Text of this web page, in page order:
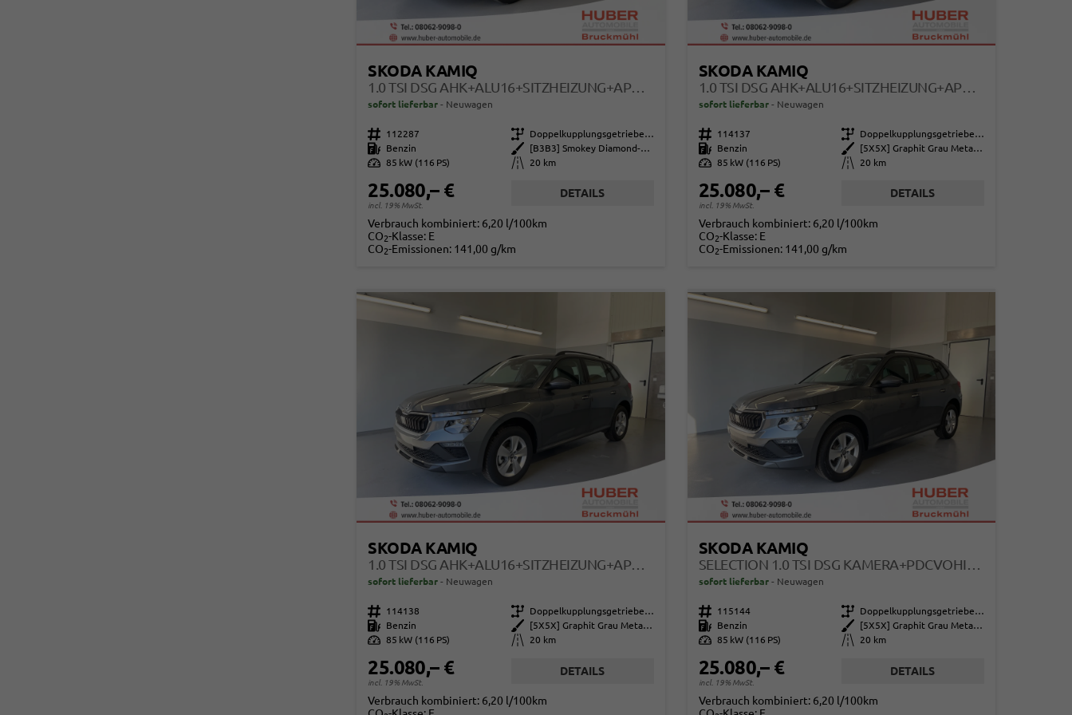
SKODA KAMIQ
sofort lieferbar Neuwagen
Fahrzeugnr. 112287 Getriebe
Doppelkupplungsgetriebe (DSG)
Kraftstoff
Benzin Außenfarbe
[B3B3] Smokey Diamond-Silber Metallic
Leistung 85 kW (116 PS) Kilometerstand 20 km
25.080,– €
incl. 19% MwSt.
DETAILS
Verbrauch kombiniert: 6,20 l/100km
CO2-Klasse: E
CO2-Emissionen: 141,00 g/km
SKODA KAMIQ
sofort lieferbar Neuwagen
Fahrzeugnr. 114137 Getriebe
Doppelkupplungsgetriebe (DSG)
Kraftstoff
Benzin Außenfarbe
[5X5X] Graphit Grau Metallic
Leistung 85 kW (116 PS) Kilometerstand 20 km
25.080,– €
incl. 19% MwSt.
DETAILS
Verbrauch kombiniert: 6,20 l/100km
CO2-Klasse: E
CO2-Emissionen: 141,00 g/km
SKODA KAMIQ
1.0 TSI DSG AHK+ALU16+SITZHEIZUNG+APPCONNECT+GV5+LED+NEBEL+KLIMA
sofort lieferbar Neuwagen
Fahrzeugnr. 114138 Getriebe
Doppelkupplungsgetriebe (DSG)
Kraftstoff
Benzin Außenfarbe
[5X5X] Graphit Grau Metallic
Leistung 85 kW (116 PS) Kilometerstand 20 km
25.080,– €
incl. 19% MwSt.
DETAILS
Verbrauch kombiniert: 6,20 l/100km
SKODA KAMIQ
SELECTION 1.0 TSI DSG KAMERA+PDCVOHI+SITZHEIZUNG+APPCONNECT+SUNSET+ALU16
sofort lieferbar Neuwagen
Fahrzeugnr. 115144 Getriebe
Doppelkupplungsgetriebe (DSG)
Kraftstoff
Benzin Außenfarbe
[5X5X] Graphit Grau Metallic
Leistung 85 kW (116 PS) Kilometerstand 20 km
25.080,– €
incl. 19% MwSt.
DETAILS
Verbrauch kombiniert: 6,20 l/100km